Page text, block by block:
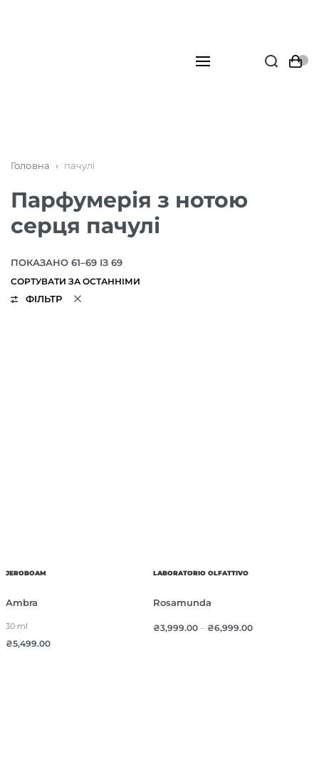
Головна › пачулі
Парфумерія з нотою
серця пачулі
ПОКАЗАНО 61–69 ІЗ 69
ФІЛЬТР
JEROBOAM
Ambra
30 ml
₴5,499.00
LABORATORIO OLFATTIVO
Rosamunda
₴3,999.00 – ₴6,999.00